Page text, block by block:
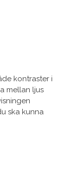
kontraster i
mellan ljus
ska kunna